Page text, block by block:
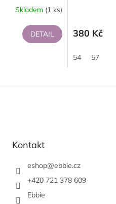
Skladem (1 ks)
DETAIL 380 Kč
54 57
Kontakt
eshop@ebbie.cz
+420 721 378 609
Ebbie